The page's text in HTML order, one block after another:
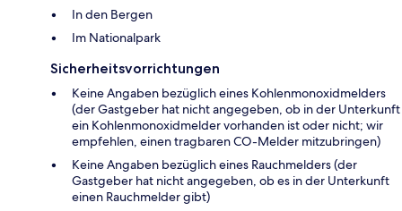
In den Bergen
Im Nationalpark
Sicherheitsvorrichtungen
Keine Angaben bezüglich eines Kohlenmonoxidmelders
(der Gastgeber hat nicht angegeben, ob in der Unterkunft
ein Kohlenmonoxidmelder vorhanden ist oder nicht; wir
empfehlen, einen tragbaren CO-Melder mitzubringen)
Keine Angaben bezüglich eines Rauchmelders (der
Gastgeber hat nicht angegeben, ob es in der Unterkunft
einen Rauchmelder gibt)